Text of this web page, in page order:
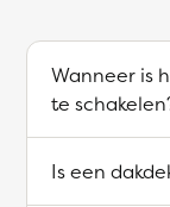
Wanneer is
te
Is een